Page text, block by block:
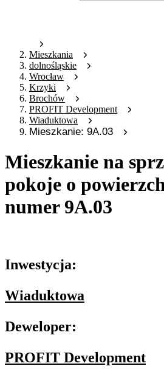
Mieszkania
dolnośląskie
Wrocław
Krzyki
Brochów
PROFIT Development
Wiaduktowa
Mieszkanie: 9A.03
Mieszkanie na
pokoje o
numer 9A.03
Inwestycja:
Wiaduktowa
Deweloper:
PROFIT Development